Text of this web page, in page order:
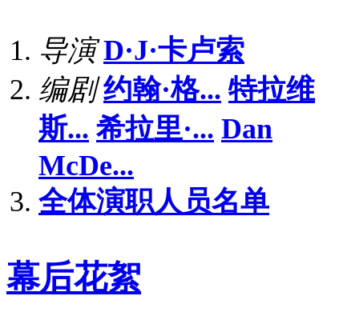
导演 D·J·卡卢索
编剧 约翰·格... 特拉维
斯... 希拉里·... Dan
McDe...
全体演职人员名单
幕后花絮